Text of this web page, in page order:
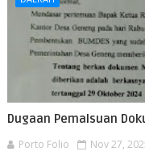
Dugaan Pemalsuan
Porto Folio Nov 27,